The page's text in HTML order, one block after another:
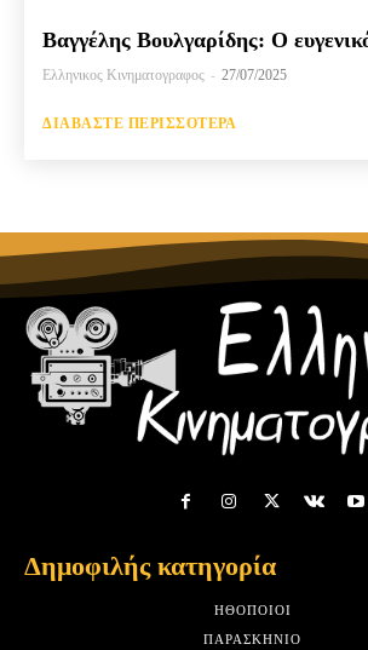
Βαγγέλης Βουλγαρίδης: Ο
Ελληνικος Κινηματογραφος - 27/07/2025
ΔΙΑΒΆΣΤΕ ΠΕΡΙΣΣΌΤΕΡΑ
Δημοφιλής κατηγορία
HΘΟΠΟΙΟΊ
ΠΑΡΑΣΚΉΝΙΟ